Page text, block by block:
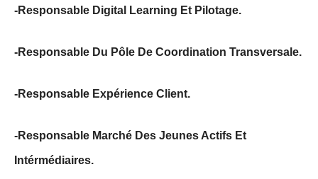
-Responsable Digital Learning Et Pilotage.
-Responsable Du Pôle De Coordination Transversale.
-Responsable Expérience Client.
-Responsable Marché Des Jeunes Actifs Et
Intérmédiaires.